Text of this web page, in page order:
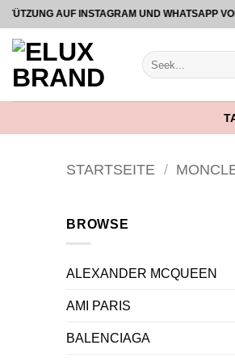
Zum
Inhalt
springen
AUF INSTAGRAM UND WHATSAPP VON
Suche
nach:
STARTSEITE /
BROWSE
ALEXANDER MCQUEEN
AMI PARIS
BALENCIAGA